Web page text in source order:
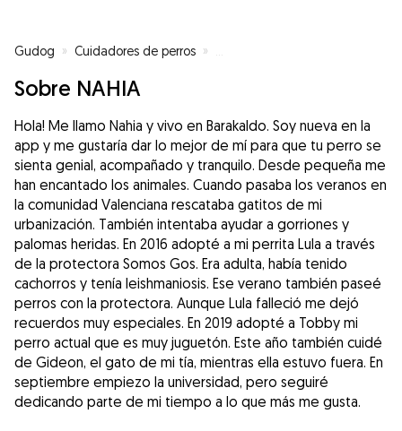
Gudog » Cuidadores de perros »
Sobre NAHIA
Hola! Me llamo Nahia y vivo en Barakaldo. Soy nueva en la
app y me gustaría dar lo mejor de mí para que tu perro se
sienta genial, acompañado y tranquilo. Desde pequeña me
han encantado los animales. Cuando pasaba los veranos en
la comunidad Valenciana rescataba gatitos de mi
urbanización. También intentaba ayudar a gorriones y
palomas heridas. En 2016 adopté a mi perrita Lula a través
de la protectora Somos Gos. Era adulta, había tenido
cachorros y tenía leishmaniosis. Ese verano también paseé
perros con la protectora. Aunque Lula falleció me dejó
recuerdos muy especiales. En 2019 adopté a Tobby mi
perro actual que es muy juguetón. Este año también cuidé
de Gideon, el gato de mi tía, mientras ella estuvo fuera. En
septiembre empiezo la universidad, pero seguiré
dedicando parte de mi tiempo a lo que más me gusta.